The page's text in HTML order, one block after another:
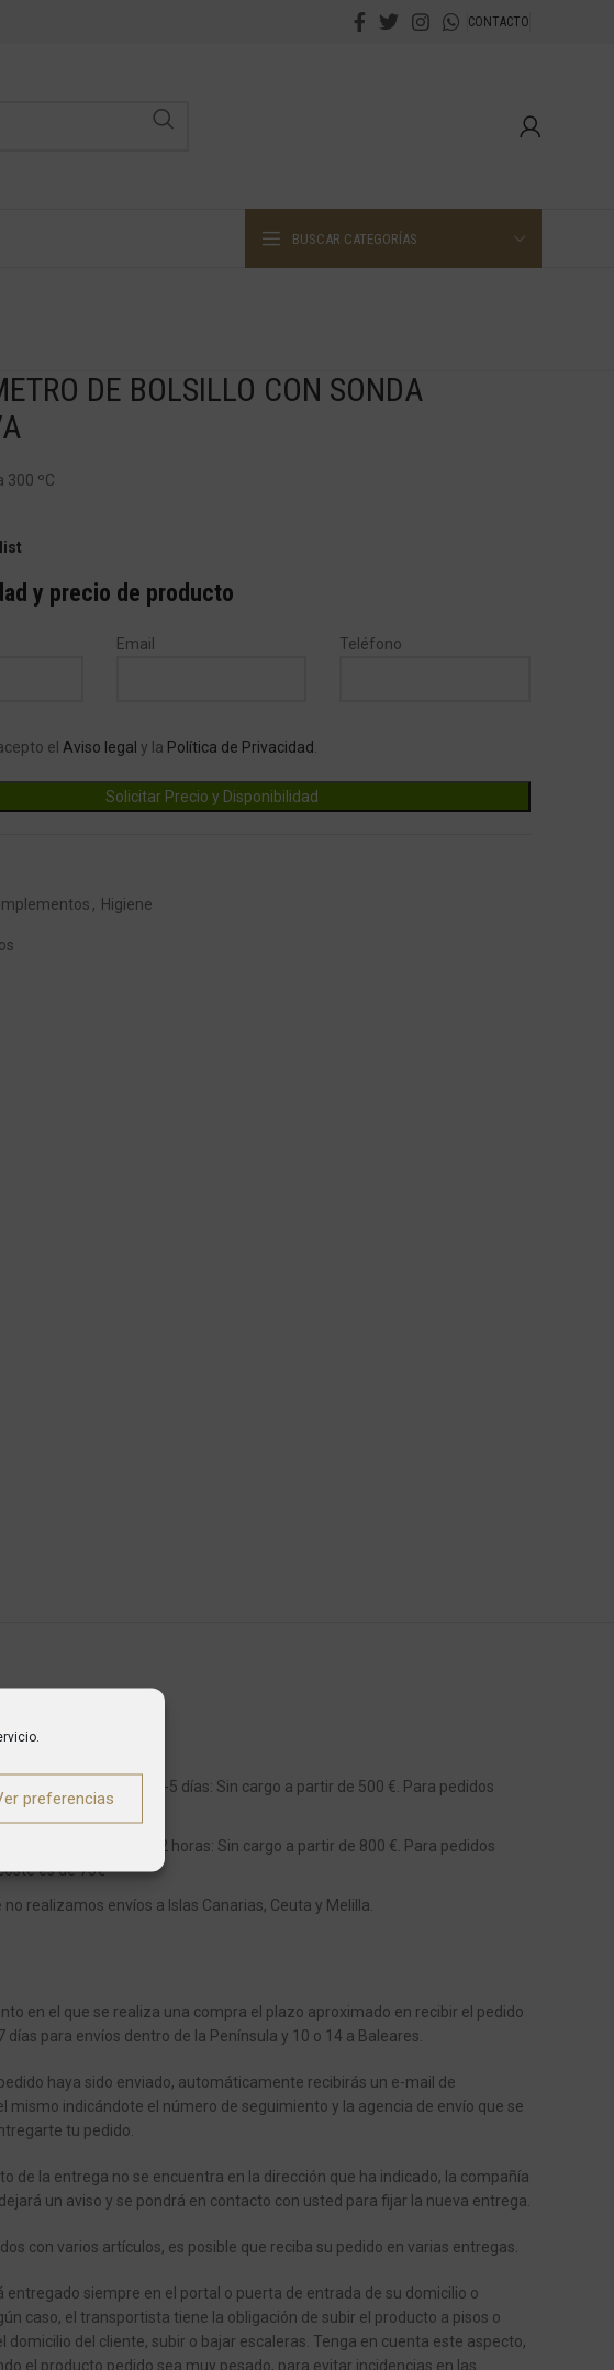
preferencias
CONTACTO
BUSCAR CATEGORÍAS
DE BOLSILLO CON SONDA
300 ºC
y precio de producto
Email Teléfono
el Aviso legal y la Política de Privacidad
, Higiene
España Península 4-5 días: Sin cargo a partir de 500 €. Para pedidos
es de 50 €
Islas Baleares 48-72 horas: Sin cargo a partir de 800 €. Para pedidos
es de 75€
realizamos envíos a Islas Canarias, Ceuta y Melilla.
en el que se realiza una compra el plazo aproximado en recibir el pedido
días para envíos dentro de la Península y 10 o 14 a Baleares.
haya sido enviado, automáticamente recibirás un e-mail de
mismo indicándote el número de seguimiento y la agencia de envío que se
tu pedido.
de la entrega no se encuentra en la dirección que ha indicado, la compañía
un aviso y se pondrá en contacto con usted para fijar la nueva entrega.
con varios artículos, es posible que reciba su pedido en varias entregas.
entregado siempre en el portal o puerta de entrada de su domicilio o
caso, el transportista tiene la obligación de subir el producto a pisos o
domicilio del cliente, subir o bajar escaleras. Tenga en cuenta este aspecto,
el producto pedido sea muy pesado, para evitar incidencias en las